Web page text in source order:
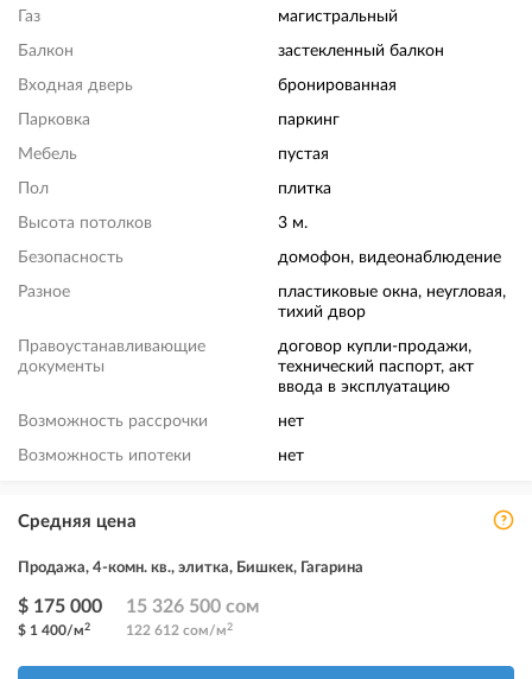
Газ магистральный
Балкон застекленный балкон
Входная дверь бронированная
Парковка паркинг
Мебель пустая
Пол плитка
Высота потолков 3 м.
Безопасность домофон, видеонаблюдение
Разное
пластиковые окна, неугловая,
тихий двор
Правоустанавливающие
документы
договор купли-продажи,
технический паспорт, акт
ввода в эксплуатацию
Возможность рассрочки нет
Возможность ипотеки нет
Средняя цена
Продажа, 4-комн. кв., элитка, Бишкек, Гагарина
$ 175 000
$ 1 400/м2
15 326 500 сом
122 612 сом/м2